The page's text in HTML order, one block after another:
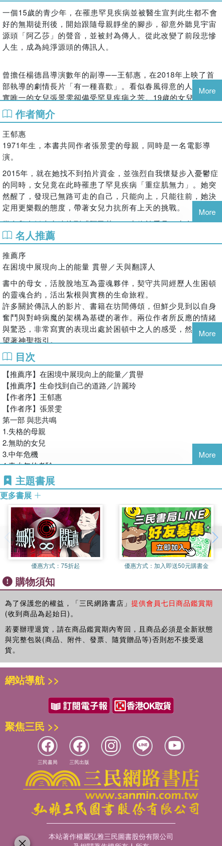
一個15歲的青少年，在罹患罕見疾病並被醫生宣判此生都不會
好的無期徒刑後，開始跟隨母親靜坐的腳步，卻意外聽見宇宙
源頭「阿乙莎」的聲音，並被封為傳人。從此改變了前段悲慘
人生，成為純淨源頭的傳訊人。
曾擔任楊德昌導演數年的副導──王郁惠，在2018年上映了首
部執導的劇情長片「有一種喜歡」。看似春風得意的人生，其
實唯一的女兒張景雯卻備受罕見疾病之苦。19歲的女兒，因為
疾病而無法吞嚥進食，甚至偶有呼吸中止的狀況，嘗試各種中
西醫治療、靈性療法，但都效果甚微。
張景雯在某次靜坐冥想時意外接觸到「阿乙莎」，進而連結並
學會轉動心輪、與細胞溝通，疾病不但漸次好轉並邁向痊癒當
中。本書詳實記錄這對母女遍求醫者無果，最終往內在探索而
讓生命找到自己的力量！
看見生命的黑洞，勇敢進入也就代表我們可以出洞了，
因為黑暗的底端，只有愛和光明。
近兩年台灣興起「阿乙莎」熱潮，因為阿乙莎不僅能深入個人
心靈，恢復生理心理的平衡，還傳遞出地球危機的訊息。身體
的病痛或人生的困境，就如同地球遭遇的迫害般危急，期許透
過阿乙莎的宇宙訊息，喚起更多人對地球環境的正視。
More
作者簡介
王郁惠
1971年生，本書共同作者張景雯的母親，同時是一名電影導
演。
2015年，就在她找不到拍片資金，並強烈自我懷疑步入憂鬱症
的同時，女兒竟在此時罹患了罕見疾病「重症肌無力」。她突
然醒了，發現已無路可走的自己，只能向上，只能往前，她決
定用更樂觀的態度，帶著女兒力抗所有上天的挑戰。
當女兒在靜坐中連接到「阿乙莎」，也終於看見了生命的曙
光。她亦漸漸學到「清理業力」，「認清自己是誰」，並「學
會療癒」的重要。她明白了每一個祈禱都會被上天聽到，回應
只是早晚的問題，而每一個人的坎坷，都是偽裝過的禮物。
張景雯
2000年生，本書共同作者王郁惠的女兒。
從小熱愛運動，同時擅長藝術領域，會十種樂器，開過兩次畫
展。在她15歲那年，因罹患罕病重症肌肉無力症，讓本應青春
活力的人生，一夕化為泡影。病如其名，也就是無法控制全身
肌肉，每天都與它奮力搏鬥，最終陷入危險當中。
四年匆匆過去，在奄奄一息之際，老天送出一塊浮木，在最後
遇見了宇宙訊息源頭「阿乙莎」。透過每天靜坐下載來自上天
純淨的訊息，包括自我療癒的方法，漸漸好轉的她，將此神訊
集結成書，並就此神展開這個蛻變人生。
More
名人推薦
推薦序
在困境中展現向上的能量 貫譽／天與翻譯人
書中的母女，活脫脫地互為靈魂夥伴，契守共同經歷人生困頓
的靈魂合約，活出紮根與實務的生命旅程。
許多關於傳訊人的影片、書籍在坊間傳頌，但鮮少見到以自身
奮鬥與對峙病魔的架構為基礎的著作。兩位作者所反應的情緒
與驚恐，非常寫實的表現出處於困頓中之人的感受，然依舊仰
望著神聖指引。
雖然與母女透過療癒而有所接觸，但是看過書中內容才明白，
這本書的主人翁經歷了些什麼過程。有趣的是，由於參與《看
不見的台灣》紀錄片與天語翻譯，委實看過不少有趣的人，有
些想要傳訊、通靈，卻因而拒絕了一般性的日常生活，只求能
夠連結到訊息的源頭，至於所求如願與否，各自心中非常清
楚。這對母女在辛苦的生活中戮力修持，正巧符合了所有傳訊
的高靈在呼籲的宗旨：呼喚人們真實的經歷人生，從中獲取智
慧的結晶，然後用以協助人群從蒼茫中打開一條路徑，顯化、
實修、印證。
對作者本身的受苦心路歷程，在經歷的當時是非常困頓的，而
自我昇華的發生卻也因此更顯出意志力的強度與光明，當然也
如實表達出昇華之路正在ing之中。
這本書是彰顯「自我療癒」的重要範本，當然也可以在自我追
求「靈性經驗」的旅程中，表達一位靈通人士如何從普羅大眾
的一員成為「自我引導」的源頭。
僅以此序祝福天下間「渴望」接軌訊息源頭的人們。
More
目次
【推薦序】在困境中展現向上的能量／貫譽
【推薦序】生命找到自己的道路／許麗玲
【作者序】王郁惠
【作者序】張景雯
第一部 與悲共鳴
1.失格的母親
2.無助的女兒
3.中年危機
4.青少年的考驗
5.活著的惡夢
6.為什麼跌倒？
7.公車驚魂記
8.吞不下
9.最後的馬拉松
10.誤判
11.危險時刻
12.確診
13.醫生的大力丸
14.天天都是發病期
15.十七歲的眼淚
16.答案，究竟在哪裡？
17.流動的能量
18.不友善
19.無期徒刑的起點
20.一定要好的大菩薩
22.修行之路
23.圍爐危爐
26.十七歲的年老人生
27.黎明前的黑暗：搬家半條命
28.媽媽的樂觀主義
29.人生是一個圓
30.看不見的力量
31.好轉之路
32.請接受你自己
34.高靈現身
第二部 與神展開
2.毫無退路的傳承者
More
主題書展
更多書展
優惠方式： 75折起 優惠方式： 加入即送50元購書金
購物須知
為了保護您的權益，「三民網路書店」 提供會員七日商品鑑賞期
(收到商品為起始日)。
若要辦理退貨，請在商品鑑賞期內寄回，且商品必須是全新狀態
與完整包裝(商品、附件、發票、隨貨贈品等)否則恕不接受退
貨。
網站導航 >>
聚焦三民 >>
三民書局 三民出版
本站著作權屬弘雅三民圖書股份有限公司